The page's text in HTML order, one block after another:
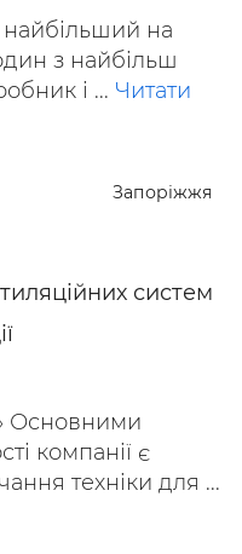
на
з найбільш
і ... Читати
Запоріжжя
систем
Основними
компанії є
техніки для ...